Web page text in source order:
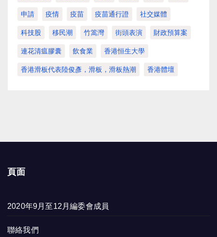
申請 疫情 疫苗 疫苗通行證 社交媒體
科技股 移民潮 竹篙灣 街頭表演 財政預算案
連花清瘟膠囊 飲食業 香港恒生大學
香港滑板代表陸俊彥，滑板，滑板熱潮 香港體壇
頁面
2020年9月至12月編委會成員
聯絡我們